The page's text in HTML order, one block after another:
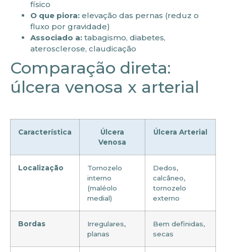
físico
O que piora: elevação das pernas (reduz o
fluxo por gravidade)
Associado a: tabagismo, diabetes,
aterosclerose, claudicação
Comparação direta:
úlcera venosa x arterial
Característica
Úlcera
Venosa
Úlcera Arterial
Localização
Tornozelo
interno
(maléolo
medial)
Dedos,
calcâneo,
tornozelo
externo
Bordas
Irregulares,
planas
Bem definidas,
secas